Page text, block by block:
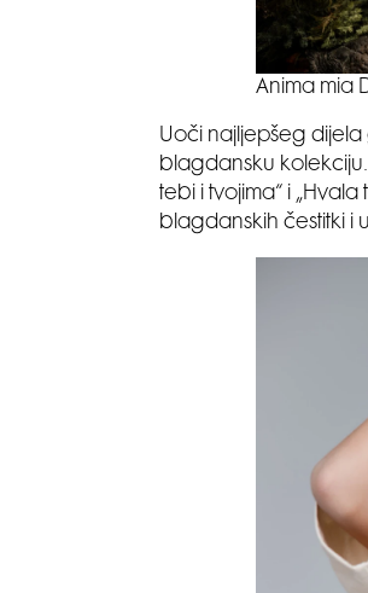
Anima mia
Uoči najljepšeg dijela
blagdansku
tebi i tvojima“ i
blagdanskih čestitki i